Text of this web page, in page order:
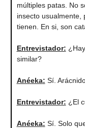
múltiples patas. No
insecto usualmente,
tienen. En si, son
Entrevistador:
similar?
Anéeka: Sí.
Entrevistador: ¿El
Anéeka: Sí. Solo